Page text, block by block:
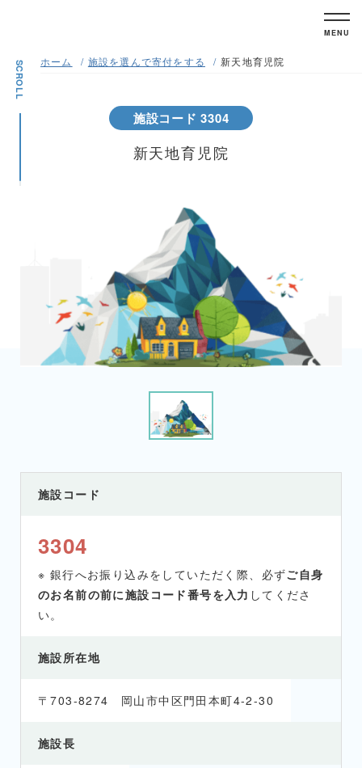
MENU
SCROLL ホーム 施設を選んで寄付をする 新天地育児院
施設コード 3304
新天地育児院
施設コード
3304
※ 銀行へお振り込みをしていただく際、必ずご自身
のお名前の前に施設コード番号を入力 してくださ
い。
施設所在地
〒703-8274 岡山市中区門田本町4-2-30
施設長